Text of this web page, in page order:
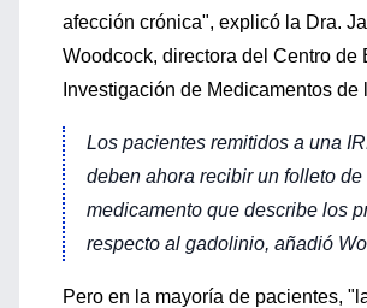
afección crónica", explicó la Dra.
Woodcock, directora del Centro de
Investigación de Medicamentos de
Los pacientes remitidos a una
deben ahora recibir un folleto de
medicamento que describe los
respecto al gadolinio, añadió
Pero en la mayoría de pacientes,